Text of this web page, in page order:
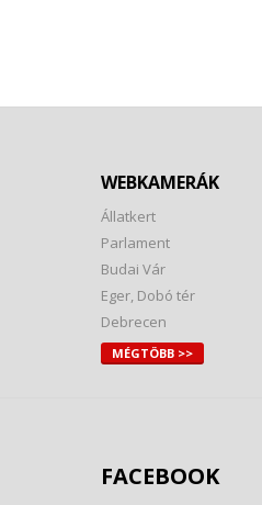
WEBKAMERÁK
Állatkert
Parlament
Budai Vár
Eger, Dobó tér
Debrecen
MÉGTÖBB >>
FACEBOOK